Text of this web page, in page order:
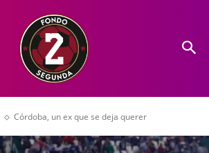
Córdoba, un ex que se deja querer